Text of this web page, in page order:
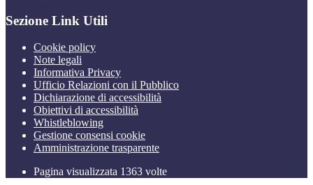
Sezione Link Utili
Cookie policy
Note legali
Informativa Privacy
Ufficio Relazioni con il Pubblico
Dichiarazione di accessibilità
Obiettivi di accessibilità
Whistleblowing
Gestione consensi cookie
Amministrazione trasparente
Pagina visualizzata 1363 volte